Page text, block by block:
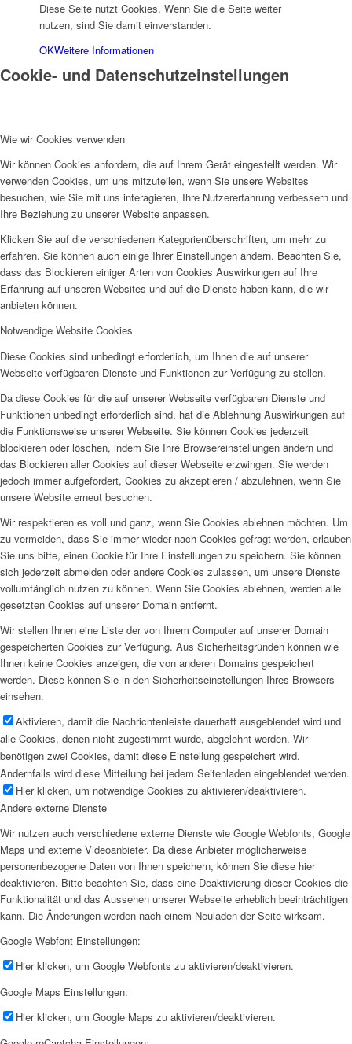
Diese Seite nutzt Cookies. Wenn Sie die Seite weiter
nutzen, sind Sie damit einverstanden.
OKWeitere Informationen
Cookie- und Datenschutzeinstellungen
Wie wir Cookies verwenden
Wir können Cookies anfordern, die auf Ihrem Gerät eingestellt werden. Wir
verwenden Cookies, um uns mitzuteilen, wenn Sie unsere Websites
besuchen, wie Sie mit uns interagieren, Ihre Nutzererfahrung verbessern und
Ihre Beziehung zu unserer Website anpassen.
Klicken Sie auf die verschiedenen Kategorienüberschriften, um mehr zu
erfahren. Sie können auch einige Ihrer Einstellungen ändern. Beachten Sie,
dass das Blockieren einiger Arten von Cookies Auswirkungen auf Ihre
Erfahrung auf unseren Websites und auf die Dienste haben kann, die wir
anbieten können.
Notwendige Website Cookies
Diese Cookies sind unbedingt erforderlich, um Ihnen die auf unserer
Webseite verfügbaren Dienste und Funktionen zur Verfügung zu stellen.
Da diese Cookies für die auf unserer Webseite verfügbaren Dienste und
Funktionen unbedingt erforderlich sind, hat die Ablehnung Auswirkungen auf
die Funktionsweise unserer Webseite. Sie können Cookies jederzeit
blockieren oder löschen, indem Sie Ihre Browsereinstellungen ändern und
das Blockieren aller Cookies auf dieser Webseite erzwingen. Sie werden
jedoch immer aufgefordert, Cookies zu akzeptieren / abzulehnen, wenn Sie
unsere Website erneut besuchen.
Wir respektieren es voll und ganz, wenn Sie Cookies ablehnen möchten. Um
zu vermeiden, dass Sie immer wieder nach Cookies gefragt werden, erlauben
Sie uns bitte, einen Cookie für Ihre Einstellungen zu speichern. Sie können
sich jederzeit abmelden oder andere Cookies zulassen, um unsere Dienste
vollumfänglich nutzen zu können. Wenn Sie Cookies ablehnen, werden alle
gesetzten Cookies auf unserer Domain entfernt.
Wir stellen Ihnen eine Liste der von Ihrem Computer auf unserer Domain
gespeicherten Cookies zur Verfügung. Aus Sicherheitsgründen können wie
Ihnen keine Cookies anzeigen, die von anderen Domains gespeichert
werden. Diese können Sie in den Sicherheitseinstellungen Ihres Browsers
einsehen.
Aktivieren, damit die Nachrichtenleiste dauerhaft ausgeblendet wird und
alle Cookies, denen nicht zugestimmt wurde, abgelehnt werden. Wir
benötigen zwei Cookies, damit diese Einstellung gespeichert wird.
Andernfalls wird diese Mitteilung bei jedem Seitenladen eingeblendet werden.
Hier klicken, um notwendige Cookies zu aktivieren/deaktivieren.
Andere externe Dienste
Wir nutzen auch verschiedene externe Dienste wie Google Webfonts, Google
Maps und externe Videoanbieter. Da diese Anbieter möglicherweise
personenbezogene Daten von Ihnen speichern, können Sie diese hier
deaktivieren. Bitte beachten Sie, dass eine Deaktivierung dieser Cookies die
Funktionalität und das Aussehen unserer Webseite erheblich beeinträchtigen
kann. Die Änderungen werden nach einem Neuladen der Seite wirksam.
Google Webfont Einstellungen:
Hier klicken, um Google Webfonts zu aktivieren/deaktivieren.
Google Maps Einstellungen:
Hier klicken, um Google Maps zu aktivieren/deaktivieren.